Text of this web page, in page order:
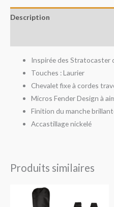
Description
Inspirée des Stratocaster
Touches : Laurier
Chevalet fixe à cordes
Micros Fender Design à
Finition du manche
Accastillage nickelé
Produits similaires